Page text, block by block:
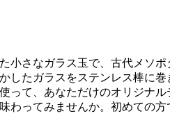
小さなガラス玉で、古代メソ
したガラスをステンレス棒に
って、あなただけのオリジナ
わってみませんか。初めての